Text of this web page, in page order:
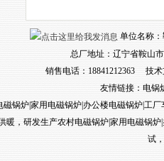
单位名称
总厂地址：辽宁省鞍山
销售电话：18841212363 技
友情链接： 电锅
磁锅炉|家用电磁锅炉|办公楼电磁锅炉|工厂
暖，研发生产农村电磁锅炉|家用电磁锅炉|
试